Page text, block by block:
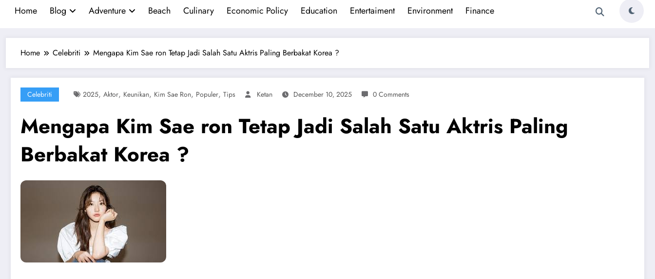
Home Blog Adventure Beach Culinary Economic Policy Education Entertaiment Environment Finance
Home Celebriti Mengapa Kim Sae ron Tetap Jadi Salah Satu Aktris Paling Berbakat Korea ?
Celebriti 2025, Aktor, Keunikan, Kim Sae Ron, Populer, Tips Ketan December 10, 2025 0 Comments
Mengapa Kim Sae ron Tetap Jadi Salah Satu Aktris Paling
Berbakat Korea ?